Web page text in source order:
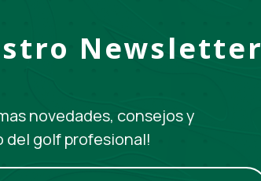
Newsletter
novedades, consejos y
golf profesional!